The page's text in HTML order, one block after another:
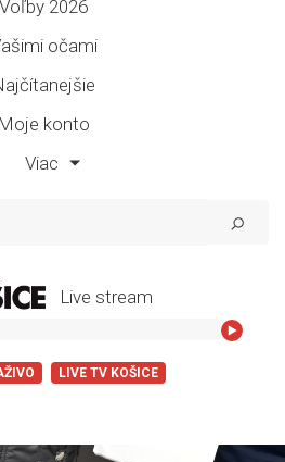
Voľby 2026
očami
Moje konto
Viac
Live stream
LIVE TV KOŠICE